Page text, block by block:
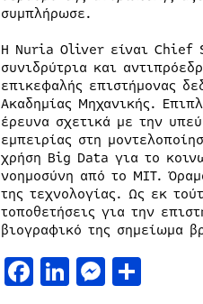
συμπλήρωσε.
Η Nuria Oliver είναι
συνιδρύτρια και
επικεφαλής επιστήμονας
Ακαδημίας Μηχανικής.
έρευνα σχετικά με την
εμπειρίας στη
χρήση Big Data για το
νοημοσύνη από το MIT.
της τεχνολογίας. Ως εκ
τοποθετήσεις για την
βιογραφικό της σημείωμα
Facebook
LinkedIn